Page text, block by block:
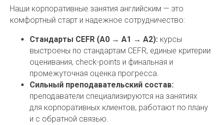
Наши корпоративные занятия английским — это
комфортный старт и надежное сотрудничество:
Стандарты CEFR (A0 → A1 → A2): курсы
выстроены по стандартам CEFR, единые критерии
оценивания, check-points и финальная и
промежуточная оценка прогресса.
Сильный преподавательский состав:
преподаватели специализируются на занятиях
для корпоративных клиентов, работают по плану
и с обратной связью.